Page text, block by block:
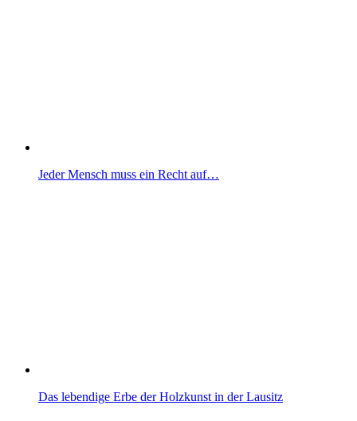
Jeder Mensch muss ein Recht auf…
Das lebendige Erbe der Holzkunst in der Lausitz